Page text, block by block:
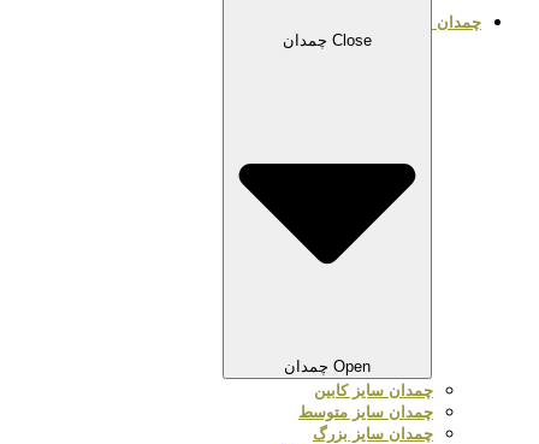
چمدان
Close چمدان
Open چمدان
چمدان سایز کابین
چمدان سایز متوسط
چمدان سایز بزرگ